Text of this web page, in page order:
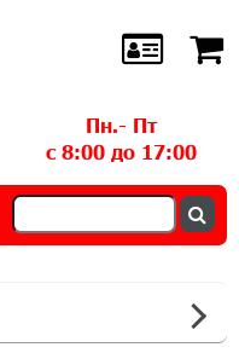
Пн.- Пт
с 8:00 до 17:00